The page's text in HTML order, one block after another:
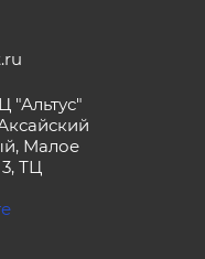
"Альтус"
Малое
ТЦ